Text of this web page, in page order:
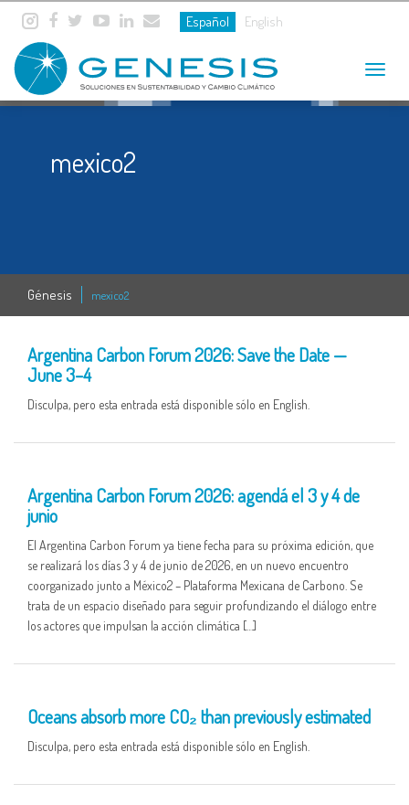
Español English
Toggle
mexico2
Génesis
mexico2
19 DEC
Argentina Carbon Forum 2026: Save the Date —
June 3–4
Disculpa, pero esta entrada está disponible sólo en English.
Argentina Carbon Forum 2026: agendá el 3 y 4 de
junio
El Argentina Carbon Forum ya tiene fecha para su próxima edición, que
se realizará los días 3 y 4 de junio de 2026, en un nuevo encuentro
coorganizado junto a México2 – Plataforma Mexicana de Carbono. Se
trata de un espacio diseñado para seguir profundizando el diálogo entre
los actores que impulsan la acción climática […]
Oceans absorb more CO₂ than previously estimated
Disculpa, pero esta entrada está disponible sólo en English.